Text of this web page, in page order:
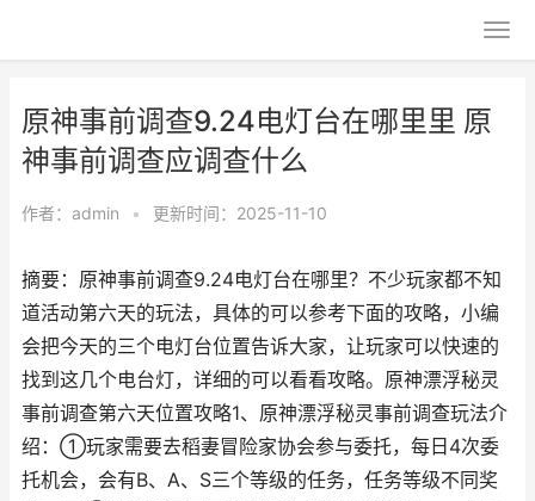
原神事前调查9.24电灯台在哪里里 原
神事前调查应调查什么
作者： admin • 更新时间：2025-11-10
摘要：原神事前调查9.24电灯台在哪里？不少玩家都不知
道活动第六天的玩法，具体的可以参考下面的攻略，小编
会把今天的三个电灯台位置告诉大家，让玩家可以快速的
找到这几个电台灯，详细的可以看看攻略。原神漂浮秘灵
事前调查第六天位置攻略1、原神漂浮秘灵事前调查玩法介
绍：①玩家需要去稻妻冒险家协会参与委托，每日4次委
托机会，会有B、A、S三个等级的任务，任务等级不同奖